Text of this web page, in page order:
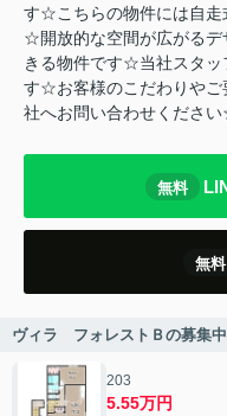
す☆こちらの物件には自
☆開放的な空間が広がるデ
きる物件です☆当社スタッ
す☆お客様のこだわりやご
社へお問い合わせくださ
無料
無料
ヴィラ フォレストＢの募集
203
5.55万円